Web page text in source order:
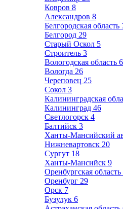
Ковров 8
Александров 8
Белгородская область
Белгород 29
Старый Оскол 5
Строитель 3
Вологодская область
Вологда 26
Череповец 25
Сокол 3
Калининградская
Калининград 46
Светлогорск 4
Балтийск 3
Ханты-Мансийский
Нижневартовск 20
Сургут 18
Ханты-Мансийск 9
Оренбургская область
Оренбург 29
Орск 7
Бузулук 6